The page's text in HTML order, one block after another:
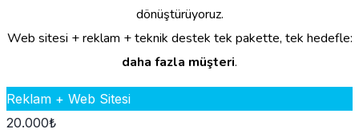
dönüştürüyoruz.
Web sitesi + reklam + teknik destek tek pakette, tek hedefle:
daha fazla müşteri.
Reklam + Web Sitesi
20.000₺